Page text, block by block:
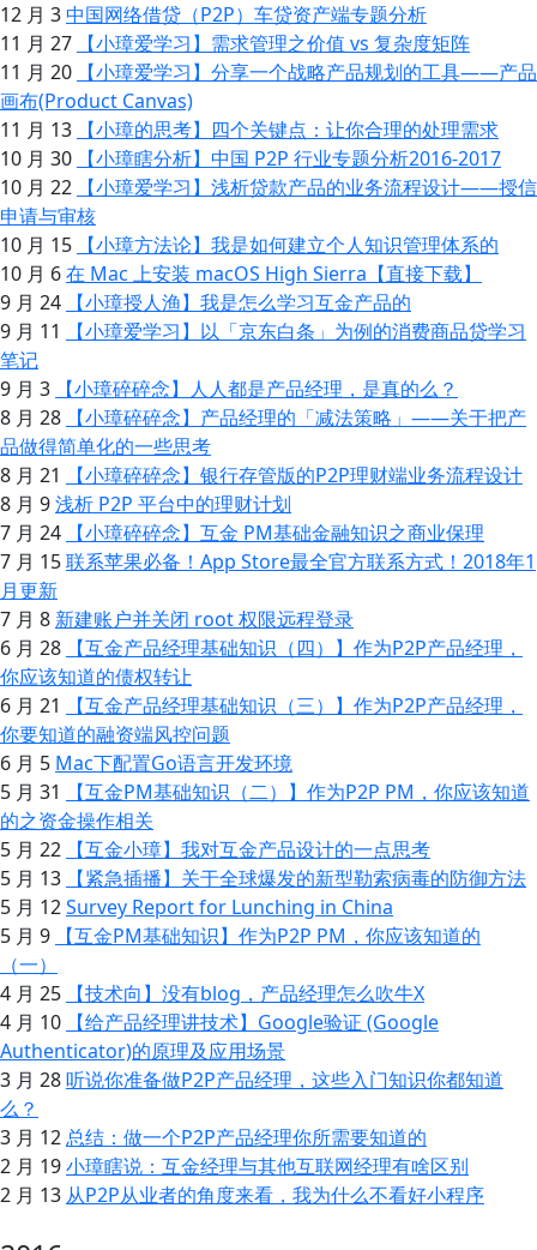
12 月 3中国网络借贷（P2P）车贷资产端专题分析
11 月 27
【小璋爱学习】需求管理之价值 vs 复杂度矩阵
11 月 20
【小璋爱学习】分享一个战略产品规划的工具——产品
画布(Product Canvas)
11 月 13
【小璋的思考】四个关键点：让你合理的处理需求
10 月 30
【小璋瞎分析】中国 P2P 行业专题分析2016-2017
10 月 22
【小璋爱学习】浅析贷款产品的业务流程设计——授信
申请与审核
10 月 15
【小璋方法论】我是如何建立个人知识管理体系的
10 月 6在 Mac 上安装 macOS High Sierra【直接下载】
9 月 24
【小璋授人渔】我是怎么学习互金产品的
9 月 11
【小璋爱学习】以「京东白条」为例的消费商品贷学习
笔记
9 月 3
【小璋碎碎念】人人都是产品经理，是真的么？
8 月 28
【小璋碎碎念】产品经理的「减法策略」——关于把产
品做得简单化的一些思考
8 月 21
【小璋碎碎念】银行存管版的P2P理财端业务流程设计
8 月 9浅析 P2P 平台中的理财计划
7 月 24
【小璋碎碎念】互金 PM基础金融知识之商业保理
7 月 15联系苹果必备！App Store最全官方联系方式！2018年1
月更新
7 月 8 新建账户并关闭 root 权限远程登录
6 月 28
【互金产品经理基础知识（四）】作为P2P产品经理，
你应该知道的债权转让
6 月 21
【互金产品经理基础知识（三）】作为P2P产品经理，
你要知道的融资端风控问题
6 月 5 Mac下配置Go语言开发环境
5 月 31
【互金PM基础知识（二）】作为P2P PM，你应该知道
的之资金操作相关
5 月 22
【互金小璋】我对互金产品设计的一点思考
5 月 13
【紧急插播】关于全球爆发的新型勒索病毒的防御方法
5 月 12Survey Report for Lunching in China
5 月 9
【互金PM基础知识】作为P2P PM，你应该知道的
（一）
4 月 25
【技术向】没有blog，产品经理怎么吹牛X
4 月 10
【给产品经理讲技术】Google验证 (Google
Authenticator)的原理及应用场景
3 月 28听说你准备做P2P产品经理，这些入门知识你都知道
么？
3 月 12总结：做一个P2P产品经理你所需要知道的
2 月 19小璋瞎说：互金经理与其他互联网经理有啥区别
2 月 13 从P2P从业者的角度来看，我为什么不看好小程序